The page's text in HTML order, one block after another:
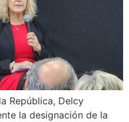
República, Delcy
la designación de la